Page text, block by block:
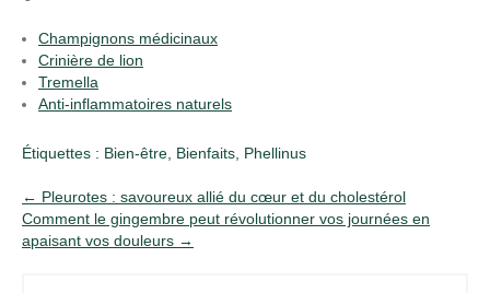
Champignons médicinaux
Crinière de lion
Tremella
Anti-inflammatoires naturels
Étiquettes : Bien-être Bienfaits Phellinus
Post
navigation
← Pleurotes : savoureux allié du cœur et du cholestérol
Comment le gingembre peut révolutionner vos journées en
apaisant vos douleurs →